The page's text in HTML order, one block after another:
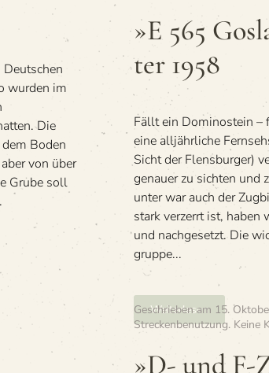
wurden im
Die
Boden
von über
Grube soll
Goslar
—
Flensburg
im
»E 565
ter 1958
Fällt ein Domi­no­stein –
eine all­jähr­li­che
Sicht der Flens­bur­ger)
genauer zu sich­ten
un­ter war auch der
stark ver­zerrt ist, haben
und nachgesetzt. Die
gruppe...
Weiterlesen
Geschrieben am 15.
Streckenbenutzung. Keine
»D- und F-